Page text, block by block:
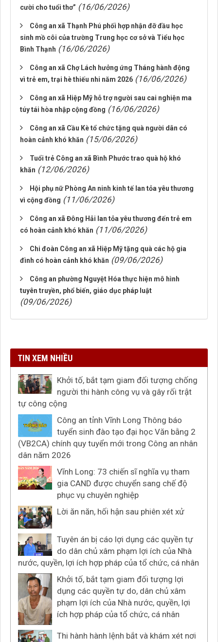
cười cho tuổi thơ” (16/06/2026)
Công an xã Thạnh Phú phối hợp nhận đỡ đầu học
sinh mồ côi của trường Trung học cơ sở và Tiểu học
Bình Thạnh (16/06/2026)
Công an xã Chợ Lách hưởng ứng Tháng hành động
vì trẻ em, trại hè thiếu nhi năm 2026 (16/06/2026)
Công an xã Hiệp Mỹ hỗ trợ người sau cai nghiện ma
túy tái hòa nhập cộng đồng (16/06/2026)
Công an xã Cầu Kè tổ chức tặng quà người dân có
hoàn cảnh khó khăn (15/06/2026)
Tuổi trẻ Công an xã Bình Phước trao quà hộ khó
khăn (12/06/2026)
Hội phụ nữ Phòng An ninh kinh tế lan tỏa yêu thương
vì cộng đồng (11/06/2026)
Công an xã Đông Hải lan tỏa yêu thương đến trẻ em
có hoàn cảnh khó khăn (11/06/2026)
Chi đoàn Công an xã Hiệp Mỹ tặng quà các hộ gia
đình có hoàn cảnh khó khăn (09/06/2026)
Công an phường Nguyệt Hóa thực hiện mô hình
tuyên truyền, phổ biến, giáo dục pháp luật
(09/06/2026)
TIN XEM NHIỀU
Khởi tố, bắt tạm giam đối tượng chống
người thi hành công vụ và gây rối trật
tự công cộng
Công an tỉnh Vĩnh Long Thông báo
tuyển sinh đào tạo đại học Văn bằng 2
(VB2CA) chính quy tuyển mới trong Công an nhân
dân năm 2026
Vĩnh Long: 73 chiến sĩ nghĩa vụ tham
gia CAND được chuyển sang chế độ
phục vụ chuyên nghiệp
Lời ăn năn, hối hận sau phiên xét xử
Tuyên án bị cáo lợi dụng các quyền tự
do dân chủ xâm phạm lợi ích của Nhà
nước, quyền, lợi ích hợp pháp của tổ chức, cá nhân
Khởi tố, bắt tạm giam đối tượng lợi
dụng các quyền tự do, dân chủ xâm
phạm lợi ích của Nhà nước, quyền, lợi
ích hợp pháp của tổ chức, cá nhân
Thi hành hành lệnh bắt và khám xét nơi